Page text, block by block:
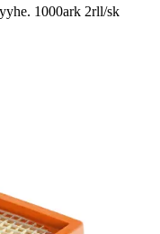
1000ark 2rll/sk